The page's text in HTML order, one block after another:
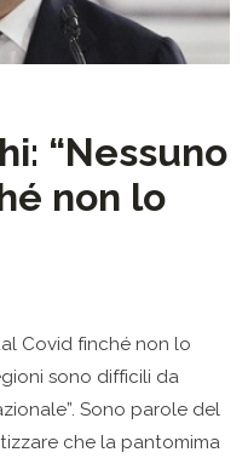
“Nessuno
non lo
Covid finché non lo
sono difficili da
Sono parole del
che la pantomima